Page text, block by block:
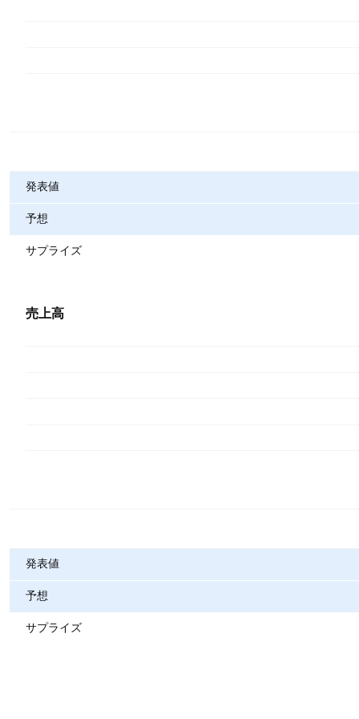
発表値
予想
サプライズ
売上高
発表値
予想
サプライズ